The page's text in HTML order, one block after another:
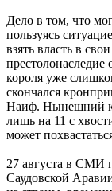
Дело в том, что
пользуясь
взять власть в
короля уже
скончался
Наиф. Нынешний
лишь на 11 с
может
27 августа в СМИ
Саудовской